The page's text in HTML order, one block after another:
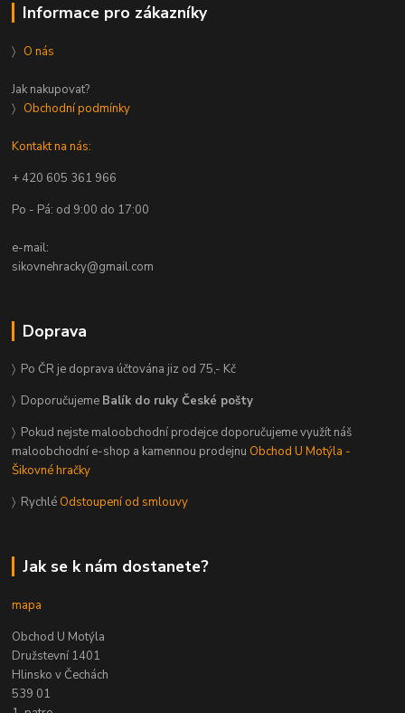
Informace pro zákazníky
〉 O nás
Jak nakupovat?
〉 Obchodní podmínky
Kontakt na nás:
+ 420 605 361 966
Po - Pá: od 9:00 do 17:00
e-mail:
sikovnehracky@gmail.com
Doprava
〉 Po ČR je doprava účtována jiz od 75,- Kč
〉 Doporučujeme Balík do ruky České pošty
〉 Pokud nejste maloobchodní prodejce doporučujeme využít náš
maloobchodní e-shop a kamennou prodejnu Obchod U Motýla -
Šikovné hračky
〉 Rychlé Odstoupení od smlouvy
Jak se k nám dostanete?
mapa
Obchod U Motýla
Družstevní 1401
Hlinsko v Čechách
539 01